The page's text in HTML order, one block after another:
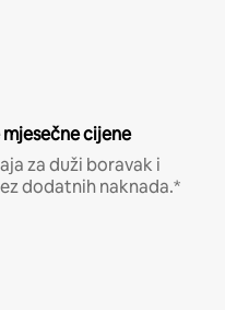
cijene
za duži boravak i
dodatnih naknada.*